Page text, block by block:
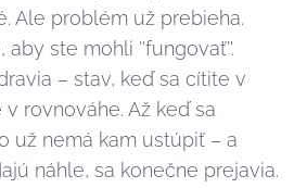
Ale problém už prebieha.
aby ste mohli ''fungovať''.
– stav, keď sa cítite v
rovnováhe. Až keď sa
už nemá kam ustúpiť – a
náhle, sa konečne prejavia.